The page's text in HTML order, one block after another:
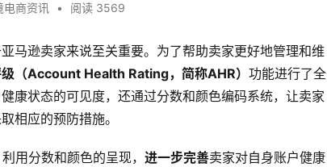
电商资讯 • 阅读 3569
马逊卖家来说至关重要。为了帮助卖家更好地管理和维
级（Account Health Rating，简称AHR）功能进行了全
康状态的可见度，还通过分数和颜色编码系统，让卖家
相应的预防措施。
用分数和颜色的呈现，进一步完善卖家对自身账户健康